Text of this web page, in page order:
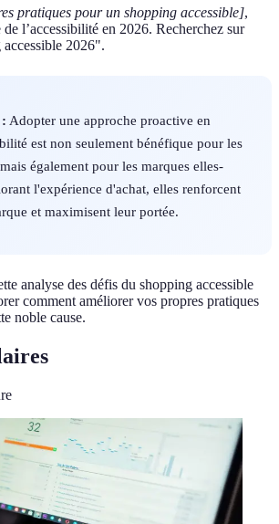
pratiques pour un shopping accessible],
l’accessibilité en 2026. Recherchez sur
2026".
Adopter une approche proactive en
est non seulement bénéfique pour les
également pour les marques elles-
l'expérience d'achat, elles renforcent
et maximisent leur portée.
analyse des défis du shopping accessible
comment améliorer vos propres pratiques
noble cause.